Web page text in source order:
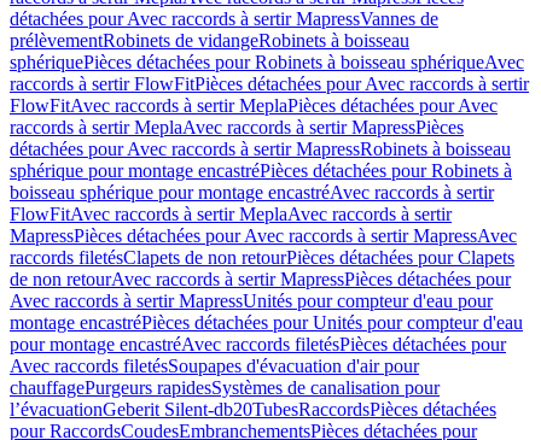
détachées pour Avec raccords à sertir MapressVannes de
prélèvementRobinets de vidangeRobinets à boisseau
sphériquePièces détachées pour Robinets à boisseau sphériqueAvec
raccords à sertir FlowFitPièces détachées pour Avec raccords à sertir
FlowFitAvec raccords à sertir MeplaPièces détachées pour Avec
raccords à sertir MeplaAvec raccords à sertir MapressPièces
détachées pour Avec raccords à sertir MapressRobinets à boisseau
sphérique pour montage encastréPièces détachées pour Robinets à
boisseau sphérique pour montage encastréAvec raccords à sertir
FlowFitAvec raccords à sertir MeplaAvec raccords à sertir
MapressPièces détachées pour Avec raccords à sertir MapressAvec
raccords filetésClapets de non retourPièces détachées pour Clapets
de non retourAvec raccords à sertir MapressPièces détachées pour
Avec raccords à sertir MapressUnités pour compteur d'eau pour
montage encastréPièces détachées pour Unités pour compteur d'eau
pour montage encastréAvec raccords filetésPièces détachées pour
Avec raccords filetésSoupapes d'évacuation d'air pour
chauffagePurgeurs rapidesSystèmes de canalisation pour
l’évacuationGeberit Silent-db20TubesRaccordsPièces détachées
pour RaccordsCoudesEmbranchementsPièces détachées pour